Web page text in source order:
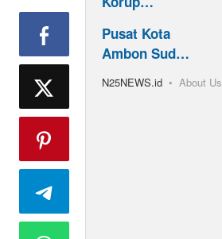
Pusat Kota
Ambon Sud…
N25NEWS.id About Us